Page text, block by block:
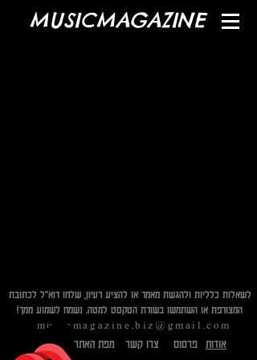
MUSICMAGAZINE
לשאלות כלליות ולהגשת מאמר או להציע רעיון, שלחו דוא"ל לכתובת
המצורפת או השתמשו בשורת הטקסט למטה. נשמח לשמוע ממך!​
musicmagazine.biz@gmail.com
אודות פרסום צרו קשר מפת האתר